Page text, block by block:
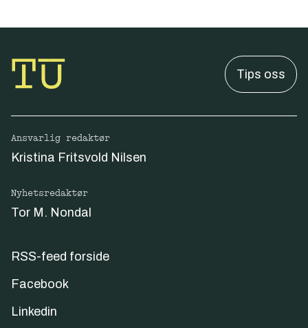
Tips oss
Ansvarlig redaktør
Kristina Fritsvold Nilsen
Nyhetsredaktør
Tor M. Nondal
RSS-feed forside
Facebook
Linkedin